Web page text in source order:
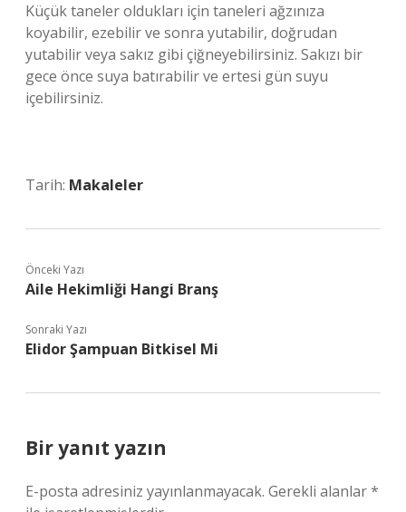
Küçük taneler oldukları için taneleri ağzınıza
koyabilir, ezebilir ve sonra yutabilir, doğrudan
yutabilir veya sakız gibi çiğneyebilirsiniz. Sakızı bir
gece önce suya batırabilir ve ertesi gün suyu
içebilirsiniz.
Tarih: Makaleler
Önceki Yazı
Aile Hekimliği Hangi Branş
Sonraki Yazı
Elidor Şampuan Bitkisel Mi
Bir yanıt yazın
E-posta adresiniz yayınlanmayacak. Gerekli alanlar*